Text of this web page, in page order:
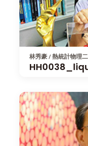
林秀豪 / 熱統計物理二